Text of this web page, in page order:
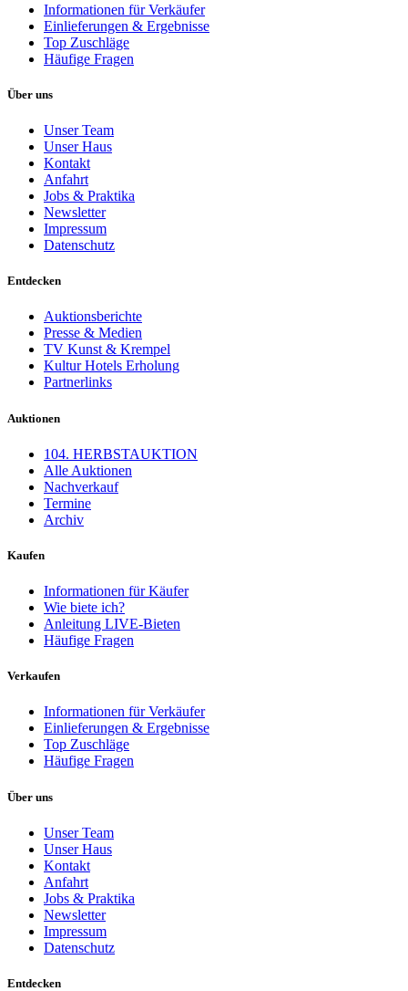
Informationen für Verkäufer
Einlieferungen & Ergebnisse
Top Zuschläge
Häufige Fragen
Über uns
Unser Team
Unser Haus
Kontakt
Anfahrt
Jobs & Praktika
Newsletter
Impressum
Datenschutz
Entdecken
Auktionsberichte
Presse & Medien
TV Kunst & Krempel
Kultur Hotels Erholung
Partnerlinks
Auktionen
104. HERBSTAUKTION
Alle Auktionen
Nachverkauf
Termine
Archiv
Kaufen
Informationen für Käufer
Wie biete ich?
Anleitung LIVE-Bieten
Häufige Fragen
Verkaufen
Informationen für Verkäufer
Einlieferungen & Ergebnisse
Top Zuschläge
Häufige Fragen
Über uns
Unser Team
Unser Haus
Kontakt
Anfahrt
Jobs & Praktika
Newsletter
Impressum
Datenschutz
Entdecken